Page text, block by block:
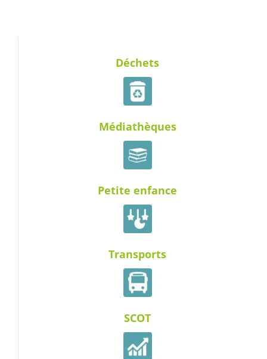
Déchets
Médiathèques
Petite enfance
Transports
SCOT